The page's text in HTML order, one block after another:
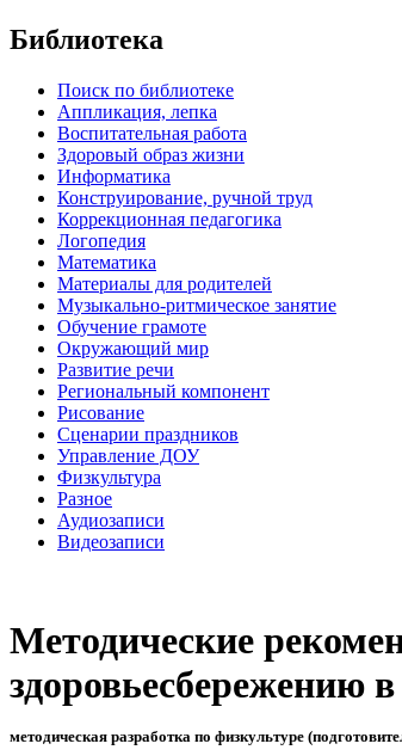
Библиотека
Поиск по библиотеке
Аппликация, лепка
Воспитательная работа
Здоровый образ жизни
Информатика
Конструирование, ручной труд
Коррекционная педагогика
Логопедия
Математика
Материалы для родителей
Музыкально-ритмическое занятие
Обучение грамоте
Окружающий мир
Развитие речи
Региональный компонент
Рисование
Сценарии праздников
Управление ДОУ
Физкультура
Разное
Аудиозаписи
Видеозаписи
Методические
здоровьесбережению
методическая разработка по физкультуре